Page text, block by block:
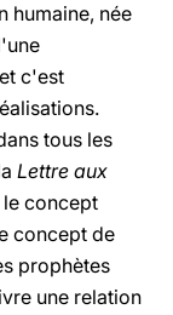
humaine, née
c'est
tous les
Lettre aux
le concept
concept de
prophètes
une relation